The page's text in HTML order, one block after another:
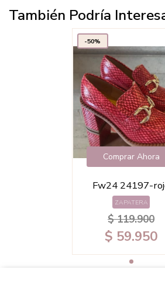
También Podría
-50%
Comprar Ahora
Fw24 24197-
ZAPATERA
$ 119.900
$ 59.950